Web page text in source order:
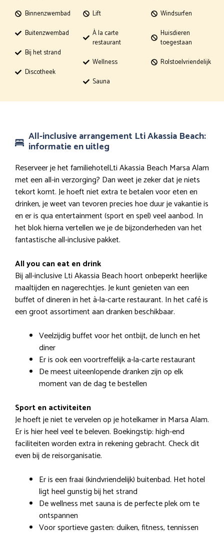
Binnenzwembad
Buitenzwembad
Bij het strand
Discotheek
Lift
À la carte
restaurant
Wellness
Sauna
Windsurfen
Huisdieren
toegestaan
Rolstoelvriendelijk
All-inclusive arrangement Lti Akassia Beach:
informatie en uitleg
Reserveer je het familiehotelLti Akassia Beach Marsa Alam
met een all-in verzorging? Dan weet je zeker dat je niets
tekort komt. Je hoeft niet extra te betalen voor eten en
drinken, je weet van tevoren precies hoe duur je vakantie is
en er is qua entertainment (sport en spel) veel aanbod. In
het blok hierna vertellen we je de bijzonderheden van het
fantastische all-inclusive pakket.
All you can eat en drink
Bij all-inclusive Lti Akassia Beach hoort onbeperkt heerlijke
maaltijden en nagerechtjes. Je kunt genieten van een
buffet of dineren in het à-la-carte restaurant. In het café is
een groot assortiment aan dranken beschikbaar.
Veelzijdig buffet voor het ontbijt, de lunch en het
diner
Er is ook een voortreffelijk a-la-carte restaurant
De meest uiteenlopende dranken zijn op elk
moment van de dag te bestellen
Sport en activiteiten
Je hoeft je niet te vervelen op je hotelkamer in Marsa Alam.
Er is hier heel veel te beleven. Boekingstip: high-end
faciliteiten worden extra in rekening gebracht. Check dit
even bij de reisorganisatie.
Er is een fraai (kindvriendelijk) buitenbad. Het hotel
ligt heel gunstig bij het strand
De wellness met sauna is de perfecte plek om te
ontspannen
Voor sportieve gasten: duiken, fitness, tennissen